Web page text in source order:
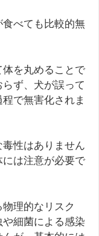
べても比較的無
を丸めることで
ず、犬が誤って
で無害化されま
性はありません
は注意が必要で
理的なリスク
細菌による感染